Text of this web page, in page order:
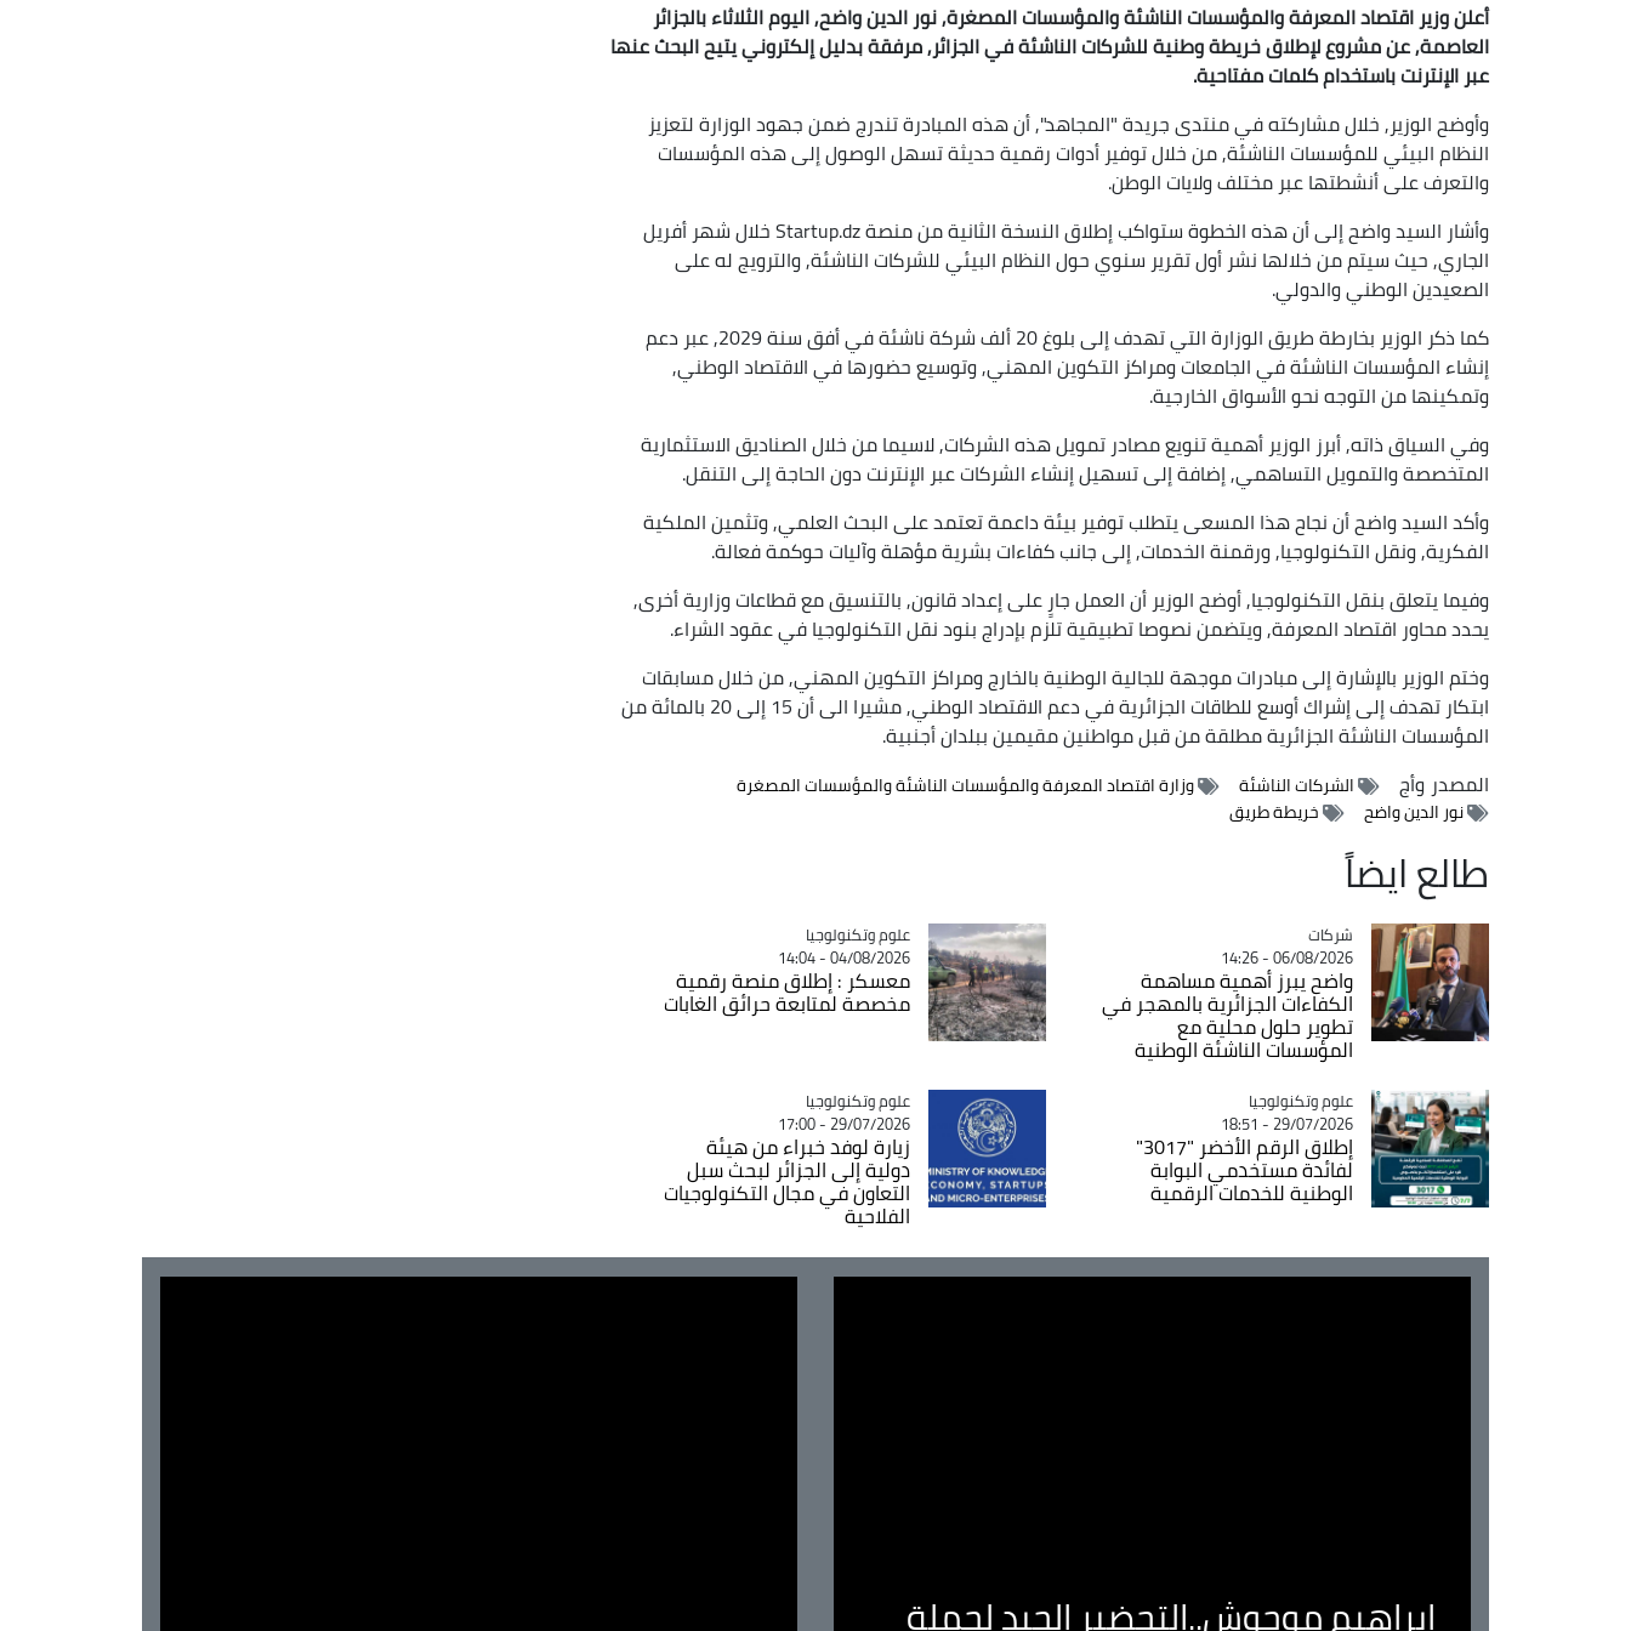
أعلن وزير اقتصاد المعرفة والمؤسسات الناشئة والمؤسسات المصغرة, نور الدين واضح, اليوم الثلاثاء بالجزائر
العاصمة, عن مشروع لإطلاق خريطة وطنية للشركات الناشئة في الجزائر, مرفقة بدليل إلكتروني يتيح البحث عنها
عبر الإنترنت باستخدام كلمات مفتاحية.
وأوضح الوزير, خلال مشاركته في منتدى جريدة "المجاهد", أن هذه المبادرة تندرج ضمن جهود الوزارة لتعزيز
النظام البيئي للمؤسسات الناشئة, من خلال توفير أدوات رقمية حديثة تسهل الوصول إلى هذه المؤسسات
والتعرف على أنشطتها عبر مختلف ولايات الوطن.
وأشار السيد واضح إلى أن هذه الخطوة ستواكب إطلاق النسخة الثانية من منصة Startup.dz خلال شهر أفريل
الجاري, حيث سيتم من خلالها نشر أول تقرير سنوي حول النظام البيئي للشركات الناشئة, والترويج له على
الصعيدين الوطني والدولي.
كما ذكر الوزير بخارطة طريق الوزارة التي تهدف إلى بلوغ 20 ألف شركة ناشئة في أفق سنة 2029, عبر دعم
إنشاء المؤسسات الناشئة في الجامعات ومراكز التكوين المهني, وتوسيع حضورها في الاقتصاد الوطني,
وتمكينها من التوجه نحو الأسواق الخارجية.
وفي السياق ذاته, أبرز الوزير أهمية تنويع مصادر تمويل هذه الشركات, لاسيما من خلال الصناديق الاستثمارية
المتخصصة والتمويل التساهمي, إضافة إلى تسهيل إنشاء الشركات عبر الإنترنت دون الحاجة إلى التنقل.
وأكد السيد واضح أن نجاح هذا المسعى يتطلب توفير بيئة داعمة تعتمد على البحث العلمي, وتثمين الملكية
الفكرية, ونقل التكنولوجيا, ورقمنة الخدمات, إلى جانب كفاءات بشرية مؤهلة وآليات حوكمة فعالة.
وفيما يتعلق بنقل التكنولوجيا, أوضح الوزير أن العمل جارٍ على إعداد قانون, بالتنسيق مع قطاعات وزارية أخرى,
يحدد محاور اقتصاد المعرفة, ويتضمن نصوصا تطبيقية تلزم بإدراج بنود نقل التكنولوجيا في عقود الشراء.
وختم الوزير بالإشارة إلى مبادرات موجهة للجالية الوطنية بالخارج ومراكز التكوين المهني, من خلال مسابقات
ابتكار تهدف إلى إشراك أوسع للطاقات الجزائرية في دعم الاقتصاد الوطني, مشيرا الى أن 15 إلى 20 بالمائة من
المؤسسات الناشئة الجزائرية مطلقة من قبل مواطنين مقيمين ببلدان أجنبية.
المصدر وأج الشركات الناشئة
وزارة اقتصاد المعرفة والمؤسسات الناشئة والمؤسسات المصغرة
نور الدين واضح
خريطة طريق
طالع ايضاً
Catégorie
شركات
06/08/2026 - 14:26
واضح يبرز أهمية مساهمة
الكفاءات الجزائرية بالمهجر في
تطوير حلول محلية مع
المؤسسات الناشئة الوطنية
Catégorie
علوم وتكنولوجيا
04/08/2026 - 14:04
معسكر : إطلاق منصة رقمية
مخصصة لمتابعة حرائق الغابات
Catégorie
علوم وتكنولوجيا
29/07/2026 - 18:51
إطلاق الرقم الأخضر "3017"
لفائدة مستخدمي البوابة
الوطنية للخدمات الرقمية
Catégorie
علوم وتكنولوجيا
29/07/2026 - 17:00
زيارة لوفد خبراء من هيئة
دولية إلى الجزائر لبحث سبل
التعاون في مجال التكنولوجيات
الفلاحية
ابراهيم موحوش..التحضير الجيد لحملة